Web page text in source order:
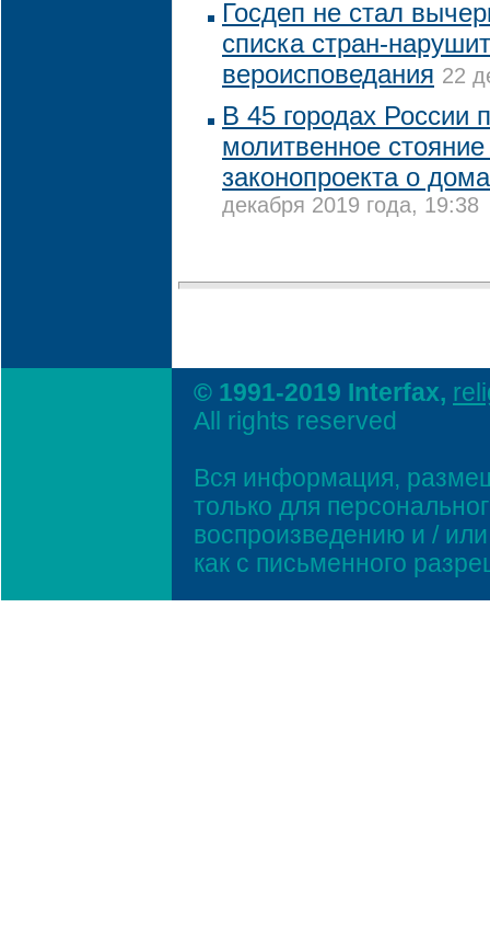
Госдеп не стал
списка стран-
вероисповедания 22
В 45 городах России
молитвенное
законопроекта о
декабря 2019 года, 19:38
© 1991-2019 Interfax,
All rights reserved
Вся информация,
только для
воспроизведению и /
как с письменного